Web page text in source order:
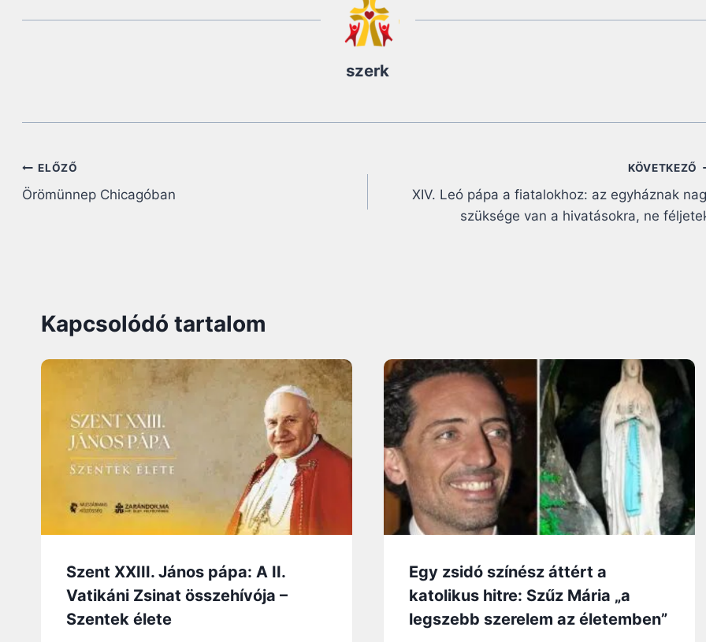
szerk
Bejegyzés
navigáció
ELŐZŐ
Örömünnep Chicagóban
KÖVETKEZŐ
XIV. Leó pápa a fiatalokhoz: az egyháznak
szüksége van a hivatásokra, ne
Kapcsolódó tartalom
Szent XXIII. János pápa: A II.
Vatikáni Zsinat összehívója –
Szentek élete
Egy zsidó színész áttért a
katolikus hitre: Szűz Mária „a
legszebb szerelem az életemben”